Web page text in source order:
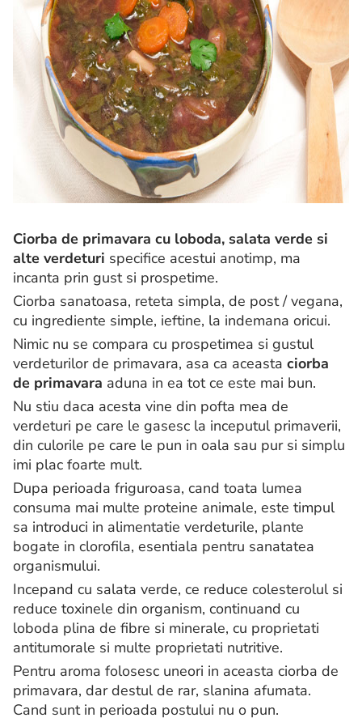
Ciorba de primavara cu loboda, salata verde si
alte verdeturi specifice acestui anotimp, ma
incanta prin gust si prospetime.
Ciorba sanatoasa, reteta simpla, de post / vegana,
cu ingrediente simple, ieftine, la indemana oricui.
Nimic nu se compara cu prospetimea si gustul
verdeturilor de primavara, asa ca aceasta ciorba
de primavara aduna in ea tot ce este mai bun.
Nu stiu daca acesta vine din pofta mea de
verdeturi pe care le gasesc la inceputul primaverii,
din culorile pe care le pun in oala sau pur si simplu
imi plac foarte mult.
Dupa perioada friguroasa, cand toata lumea
consuma mai multe proteine animale, este timpul
sa introduci in alimentatie verdeturile, plante
bogate in clorofila, esentiala pentru sanatatea
organismului.
Incepand cu salata verde, ce reduce colesterolul si
reduce toxinele din organism, continuand cu
loboda plina de fibre si minerale, cu proprietati
antitumorale si multe proprietati nutritive.
Pentru aroma folosesc uneori in aceasta ciorba de
primavara, dar destul de rar, slanina afumata.
Cand sunt in perioada postului nu o pun.